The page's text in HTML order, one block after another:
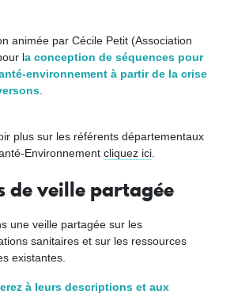
animée par Cécile Petit (Association
la conception de séquences pour
environnement à partir de la crise
plus sur les référents départementaux
Environnement cliquez ici
de veille partagée
une veille partagée sur les
sanitaires et sur les ressources
existantes.
à leurs descriptions et aux